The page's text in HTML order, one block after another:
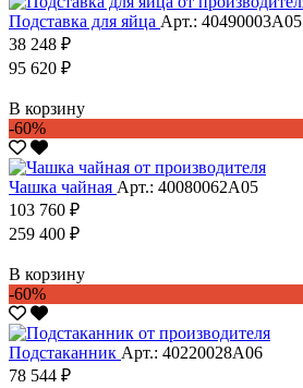
Подставка для яйца Арт.: 40490003А05
38 248 ₽
95 620 ₽
В корзину
-60%
Чашка чайная Арт.: 40080062А05
103 760 ₽
259 400 ₽
В корзину
-60%
Подстаканник Арт.: 40220028А06
78 544 ₽